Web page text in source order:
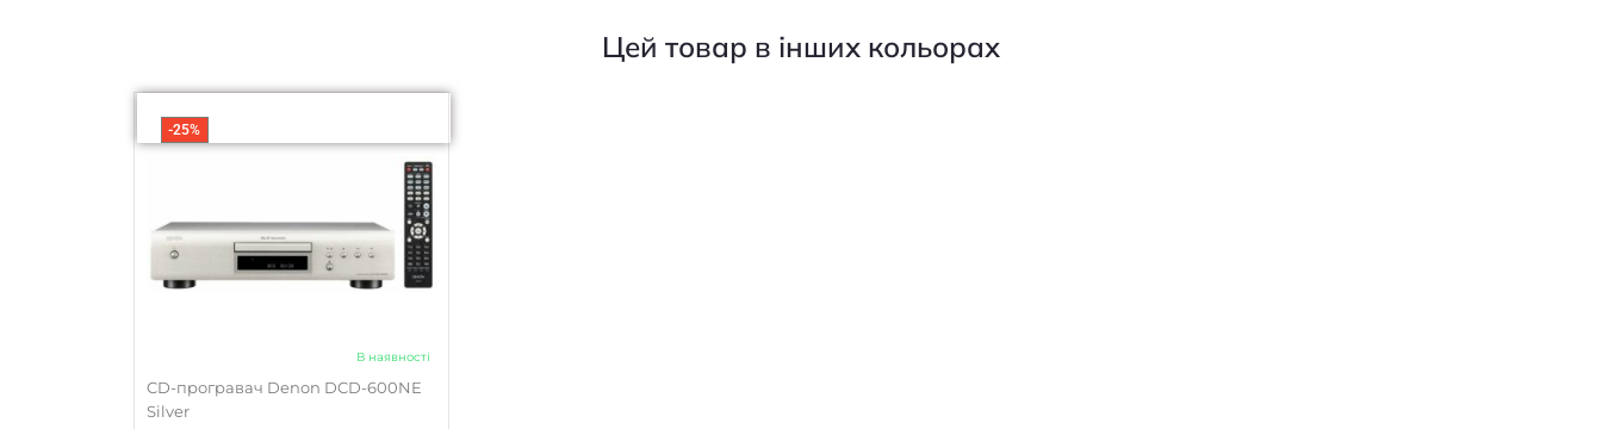
ЦАП (розрядність, біт/частота дискретизації, кГц)
Цей товар в інших кольорах
-25%
В наявності
CD-програвач Denon DCD-600NE
Silver